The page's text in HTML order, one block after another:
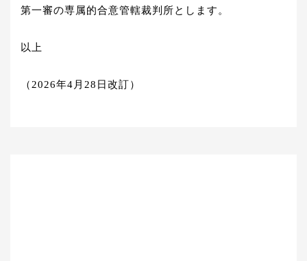
第一審の専属的合意管轄裁判所とします。
以上
（2026年4月28日改訂）